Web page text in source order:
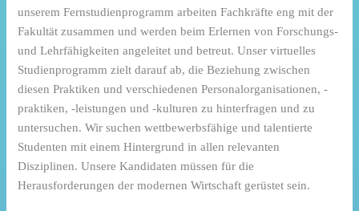
unserem Fernstudienprogramm arbeiten Fachkräfte eng mit der
Fakultät zusammen und werden beim Erlernen von Forschungs-
und Lehrfähigkeiten angeleitet und betreut. Unser virtuelles
Studienprogramm zielt darauf ab, die Beziehung zwischen
diesen Praktiken und verschiedenen Personalorganisationen, -
praktiken, -leistungen und -kulturen zu hinterfragen und zu
untersuchen. Wir suchen wettbewerbsfähige und talentierte
Studenten mit einem Hintergrund in allen relevanten
Disziplinen. Unsere Kandidaten müssen für die
Herausforderungen der modernen Wirtschaft gerüstet sein.